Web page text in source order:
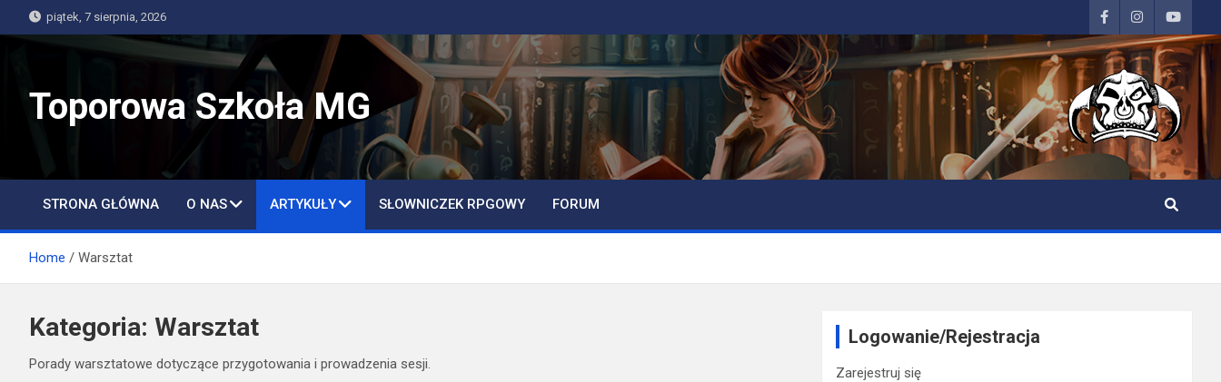
to
piątek, 7 sierpnia, 2026
Toporowa Szkoła MG
STRONA GŁÓWNA O NAS ARTYKUŁY SŁOWNICZEK RPGOWY FORUM
Home Warsztat
Kategoria: Warsztat
Porady warsztatowe dotyczące przygotowania i prowadzenia sesji.
Logowanie/Rejestracja
Zarejestruj się